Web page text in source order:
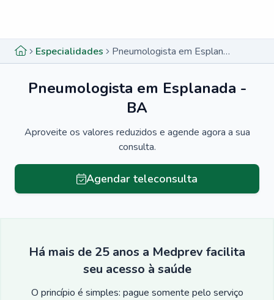
Especialidades Pneumologista em Esplanada - BA
Pneumologista em Esplanada -
BA
Aproveite os valores reduzidos e agende agora a sua
consulta.
Agendar teleconsulta
Há mais de 25 anos a Medprev facilita
seu acesso à saúde
O princípio é simples: pague somente pelo serviço